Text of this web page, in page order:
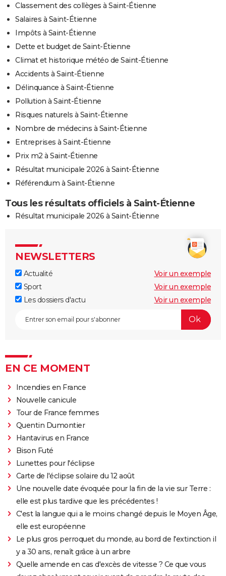
Classement des collèges à Saint-Étienne
Salaires à Saint-Étienne
Impôts à Saint-Étienne
Dette et budget de Saint-Étienne
Climat et historique météo de Saint-Étienne
Accidents à Saint-Étienne
Délinquance à Saint-Étienne
Pollution à Saint-Étienne
Risques naturels à Saint-Étienne
Nombre de médecins à Saint-Étienne
Entreprises à Saint-Étienne
Prix m2 à Saint-Étienne
Résultat municipale 2026 à Saint-Étienne
Référendum à Saint-Étienne
Tous les résultats officiels à Saint-Étienne
Résultat municipale 2026 à Saint-Étienne
NEWSLETTERS
Actualité
Voir un exemple
Sport
Voir un exemple
Les dossiers d'actu
Voir un exemple
EN CE MOMENT
Incendies en France
Nouvelle canicule
Tour de France femmes
Quentin Dumontier
Hantavirus en France
Bison Futé
Lunettes pour l'éclipse
Carte de l'éclipse solaire du 12 août
Une nouvelle date évoquée pour la fin de la vie sur Terre :
elle est plus tardive que les précédentes !
C'est la langue qui a le moins changé depuis le Moyen Âge,
elle est européenne
Le plus gros perroquet du monde, au bord de l'extinction il
y a 30 ans, renaît grâce à un arbre
Quelle amende en cas d'excès de vitesse ? Ce que vous